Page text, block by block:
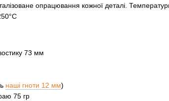
опрацювання кожної деталі.
73 мм
наші гноти 12 мм)
75 гр